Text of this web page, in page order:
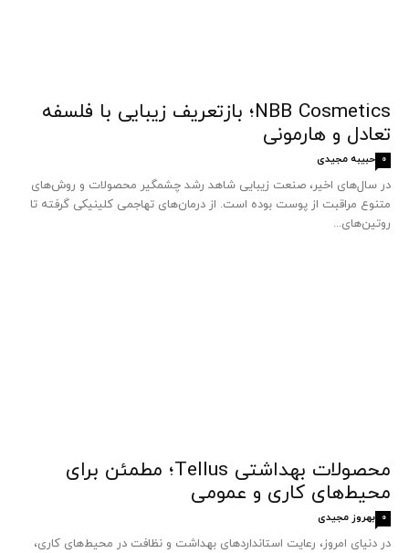
NBB Cosmetics؛ بازتعریف زیبایی با فلسفه
تعادل و هارمونی
حبیبه مجیدی 0
در سال‌های اخیر، صنعت زیبایی شاهد رشد چشمگیر محصولات و روش‌های
متنوع مراقبت از پوست بوده است. از درمان‌های تهاجمی کلینیکی گرفته تا
روتین‌های...
محصولات بهداشتی Tellus؛ مطمئن برای
محیط‌های کاری و عمومی
بهروز مجیدی 0
در دنیای امروز، رعایت استانداردهای بهداشت و نظافت در محیط‌های کاری،